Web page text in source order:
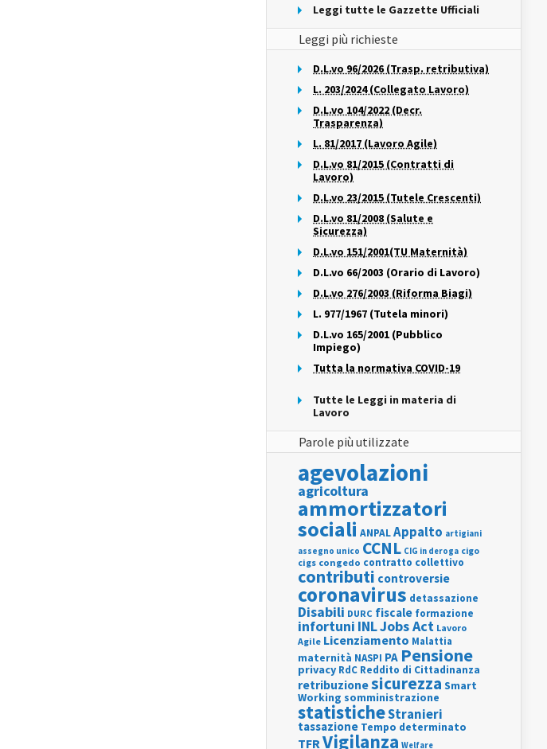
Leggi tutte le Gazzette Ufficiali
Leggi più richieste
D.L.vo 96/2026 (Trasp. retributiva)
L. 203/2024 (Collegato Lavoro)
D.L.vo 104/2022 (Decr.
Trasparenza)
L. 81/2017 (Lavoro Agile)
D.L.vo 81/2015 (Contratti di
Lavoro)
D.L.vo 23/2015 (Tutele Crescenti)
D.L.vo 81/2008 (Salute e
Sicurezza)
D.L.vo 151/2001(TU Maternità)
D.L.vo 66/2003 (Orario di Lavoro)
D.L.vo 276/2003 (Riforma Biagi)
L. 977/1967 (Tutela minori)
D.L.vo 165/2001 (Pubblico
Impiego)
Tutta la normativa COVID-19
Tutte le Leggi in materia di
Lavoro
Parole più utilizzate
agevolazioni
agricoltura
ammortizzatori
sociali ANPALAppalto artigiani
assegno unico CCNL CIG in deroga cigo
cigs congedo contratto collettivo
contributi controversie
coronavirus detassazione
Disabili DURC fiscale formazione
infortuni INLJobs Act Lavoro
Agile Licenziamento Malattia
maternità NASPI PA Pensione
privacy RdC Reddito di Cittadinanza
retribuzionesicurezza Smart
Working somministrazione
statisticheStranieri
tassazione Tempo determinato
TFRVigilanza Welfare